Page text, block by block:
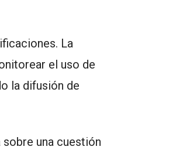
La
el uso de
la difusión de
una cuestión